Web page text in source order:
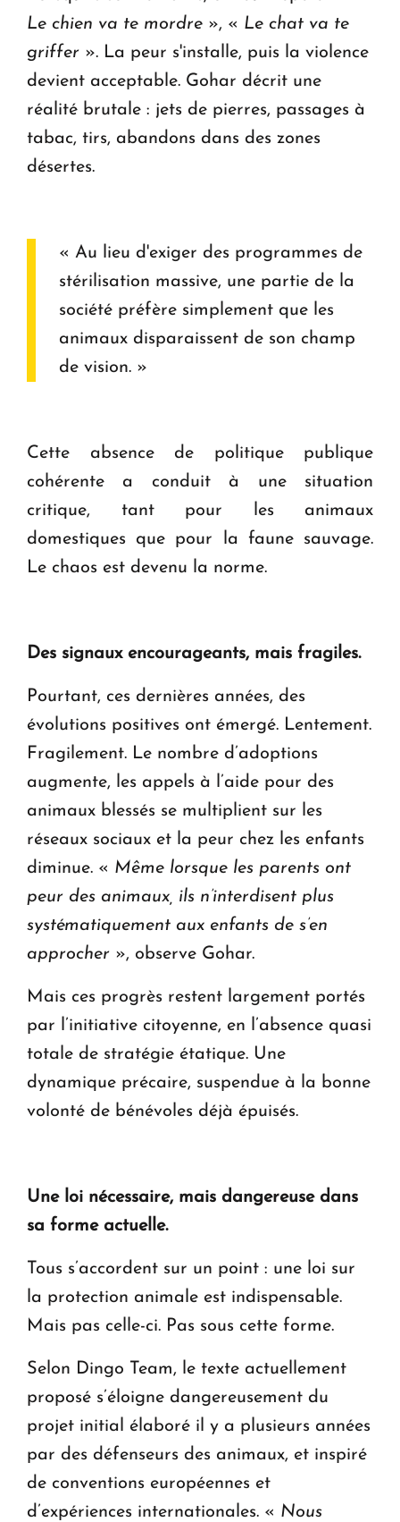
Le chien va te mordre », « Le chat va te
griffer ». La peur s'installe, puis la violence
devient acceptable. Gohar décrit une
réalité brutale : jets de pierres, passages à
tabac, tirs, abandons dans des zones
désertes.
« Au lieu d'exiger des programmes de
stérilisation massive, une partie de la
société préfère simplement que les
animaux disparaissent de son champ
de vision. »
Cette absence de politique publique
cohérente a conduit à une situation
critique, tant pour les animaux
domestiques que pour la faune sauvage.
Le chaos est devenu la norme.
Des signaux encourageants, mais fragiles.
Pourtant, ces dernières années, des
évolutions positives ont émergé. Lentement.
Fragilement. Le nombre d’adoptions
augmente, les appels à l’aide pour des
animaux blessés se multiplient sur les
réseaux sociaux et la peur chez les enfants
diminue. « Même lorsque les parents ont
peur des animaux, ils n’interdisent plus
systématiquement aux enfants de s’en
approcher », observe Gohar.
Mais ces progrès restent largement portés
par l’initiative citoyenne, en l’absence quasi
totale de stratégie étatique. Une
dynamique précaire, suspendue à la bonne
volonté de bénévoles déjà épuisés.
Une loi nécessaire, mais dangereuse dans
sa forme actuelle.
Tous s’accordent sur un point : une loi sur
la protection animale est indispensable.
Mais pas celle-ci. Pas sous cette forme.
Selon Dingo Team, le texte actuellement
proposé s’éloigne dangereusement du
projet initial élaboré il y a plusieurs années
par des défenseurs des animaux, et inspiré
de conventions européennes et
d’expériences internationales. « Nous